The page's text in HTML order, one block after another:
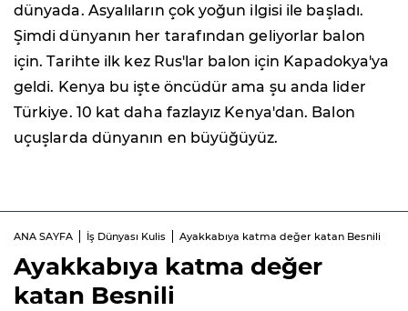
dünyada. Asyalıların çok yoğun ilgisi ile başladı.
Şimdi dünyanın her tarafından geliyorlar balon
için. Tarihte ilk kez Rus'lar balon için Kapadokya'ya
geldi. Kenya bu işte öncüdür ama şu anda lider
Türkiye. 10 kat daha fazlayız Kenya'dan. Balon
uçuşlarda dünyanın en büyüğüyüz.
ANA SAYFA İş Dünyası Kulis Ayakkabıya katma değer katan Besnili
Ayakkabıya katma değer
katan Besnili